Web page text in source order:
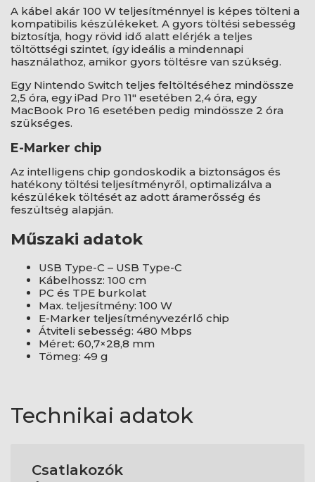
A kábel akár 100 W teljesítménnyel is képes tölteni a
kompatibilis készülékeket. A gyors töltési sebesség
biztosítja, hogy rövid idő alatt elérjék a teljes
töltöttségi szintet, így ideális a mindennapi
használathoz, amikor gyors töltésre van szükség.
Egy Nintendo Switch teljes feltöltéséhez mindössze
2,5 óra, egy iPad Pro 11" esetében 2,4 óra, egy
MacBook Pro 16 esetében pedig mindössze 2 óra
szükséges.
E-Marker chip
Az intelligens chip gondoskodik a biztonságos és
hatékony töltési teljesítményről, optimalizálva a
készülékek töltését az adott áramerősség és
feszültség alapján.
Műszaki adatok
USB Type-C – USB Type-C
Kábelhossz: 100 cm
PC és TPE burkolat
Max. teljesítmény: 100 W
E-Marker teljesítményvezérlő chip
Átviteli sebesség: 480 Mbps
Méret: 60,7×28,8 mm
Tömeg: 49 g
Technikai adatok
Csatlakozók